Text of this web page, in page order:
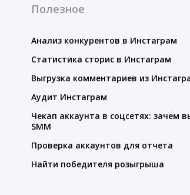
Полезное
Анализ конкурентов в Инстаграм
Статистика сторис в Инстаграм
Выгрузка комментариев из
Аудит Инстаграм
Чекап аккаунта в соцсетях: зачем
SMM
Проверка аккаунтов для отчета
Найти победителя розыгрыша